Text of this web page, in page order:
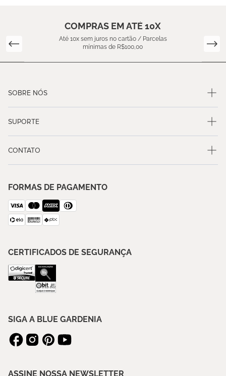
COMPRAS EM ATÉ 10X
Até 10x sem juros no cartão / Parcelas
mínimas de R$100,00
SOBRE NÓS
SUPORTE
CONTATO
FORMAS DE PAGAMENTO
CERTIFICADOS DE SEGURANÇA
SIGA A BLUE GARDENIA
ASSINE NOSSA NEWSLETTER